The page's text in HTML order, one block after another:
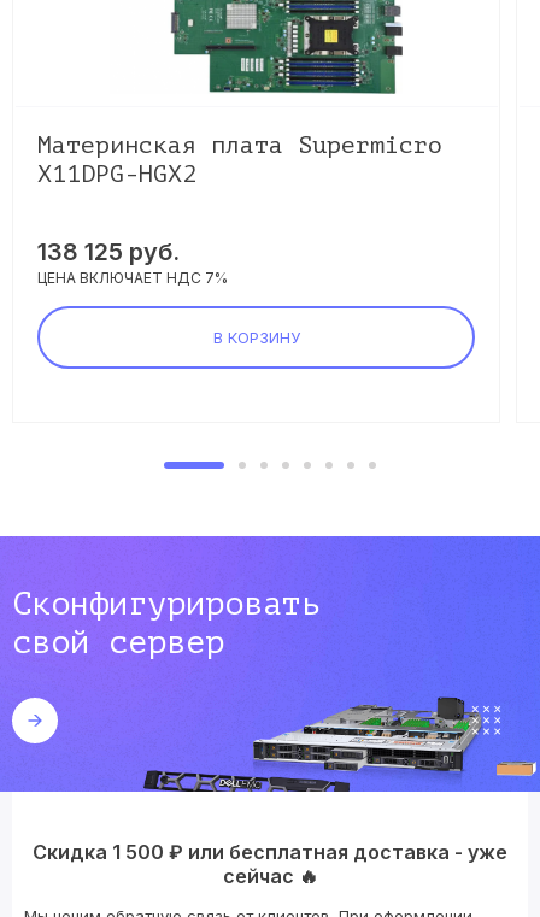
Материнская плата Supermicro
X11DPG-HGX2
138 125 руб.
ЦЕНА ВКЛЮЧАЕТ НДС 7%
В КОРЗИНУ
Сконфигурировать
свой сервер
Скидка 1 500 ₽ или бесплатная доставка - уже
сейчас 🔥